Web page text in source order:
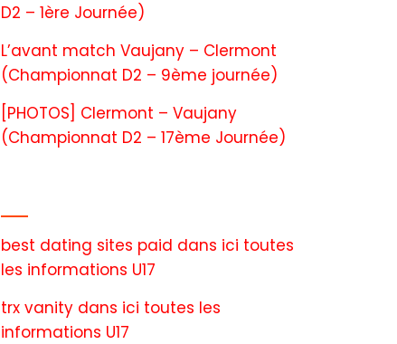
D2 – 1ère Journée)
L’avant match Vaujany – Clermont
(Championnat D2 – 9ème journée)
[PHOTOS] Clermont – Vaujany
(Championnat D2 – 17ème Journée)
best dating sites paid dans ici toutes
les informations U17
trx vanity dans ici toutes les
informations U17